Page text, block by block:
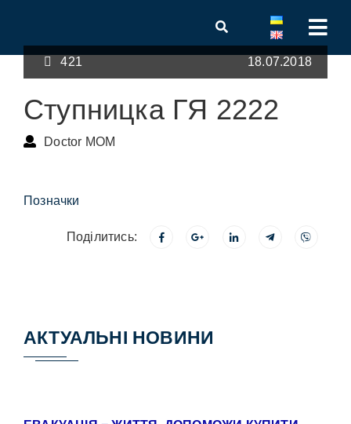
421 18.07.2018
Ступницка ГЯ 2222
Doctor MOM
Позначки
Поділитись:
АКТУАЛЬНІ НОВИНИ